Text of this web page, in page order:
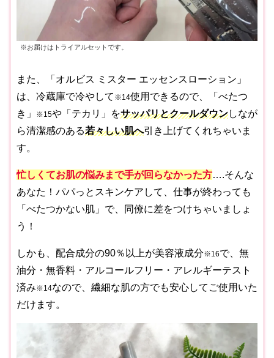
※お届けはトライアルセットです。
また、「オルビス ミスター エッセンスローション」
は、冷蔵庫で冷やして ※14使用できるので、「べたつ
き」
※15や「テカリ」をサッパリとクールダウンしなが
ら清潔感のある若々しい肌へ引き上げてくれちゃいま
す。
忙しくてお肌の悩みまで手が回らなかった方….そんな
あなた！パパっとスキンケアして、仕事が終わっても
「べたつかない肌」で、同僚に差をつけちゃいましょ
う！
しかも、配合成分の90％以上が美容液成分※16で、無
油分・無香料・アルコールフリー・アレルギーテスト
済み※14なので、繊細な肌の方でも安心してご使用いた
だけます。